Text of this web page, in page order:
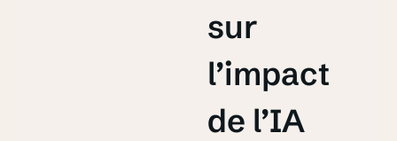
sur
l’impact
de l’IA